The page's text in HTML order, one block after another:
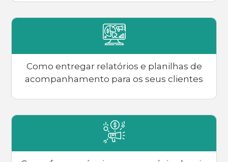
Como entregar relatórios e planilhas de
acompanhamento para os seus clientes